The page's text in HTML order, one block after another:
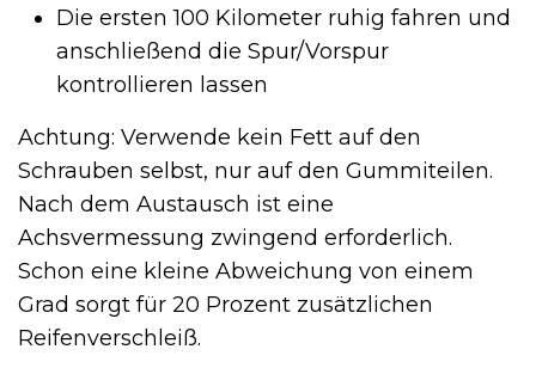
Die ersten 100 Kilometer ruhig fahren und
anschließend die Spur/Vorspur
kontrollieren lassen
Achtung: Verwende kein Fett auf den
Schrauben selbst, nur auf den Gummiteilen.
Nach dem Austausch ist eine
Achsvermessung zwingend erforderlich.
Schon eine kleine Abweichung von einem
Grad sorgt für 20 Prozent zusätzlichen
Reifenverschleiß.